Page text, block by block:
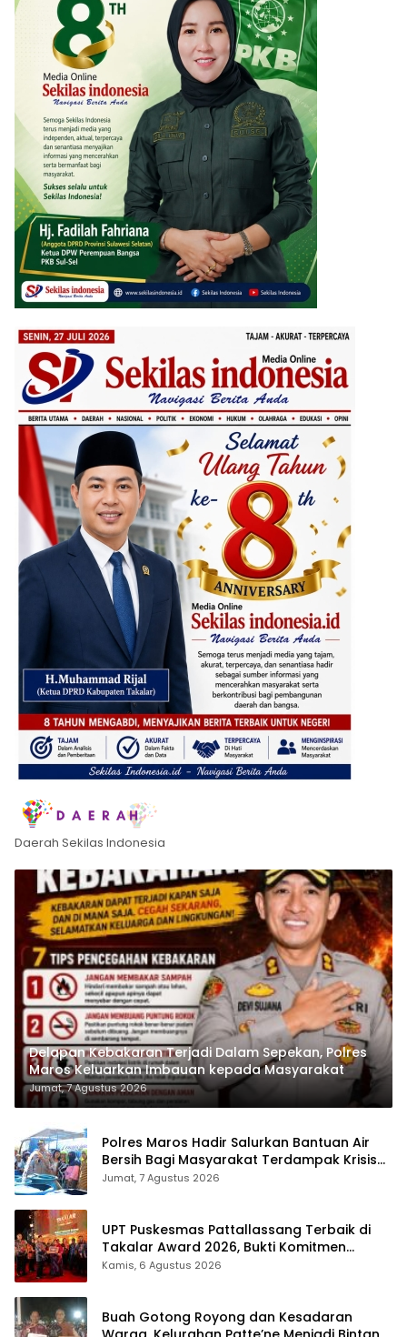
Daerah Sekilas Indonesia
Delapan Kebakaran Terjadi Dalam Sepekan, Polres
Maros Keluarkan Imbauan kepada Masyarakat
Jumat, 7 Agustus 2026
Polres Maros Hadir Salurkan Bantuan Air
Bersih Bagi Masyarakat Terdampak Krisis
Air Bersih Di Maros
Jumat, 7 Agustus 2026
UPT Puskesmas Pattallassang Terbaik di
Takalar Award 2026, Bukti Komitmen
Hadirkan Pelayanan Kesehatan Berkualitas
Kamis, 6 Agustus 2026
Buah Gotong Royong dan Kesadaran